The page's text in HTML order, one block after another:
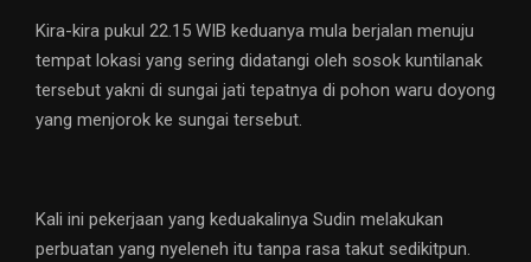
Kira-kira pukul 22.15 WIB keduanya mula berjalan menuju
tempat lokasi yang sering didatangi oleh sosok kuntilanak
tersebut yakni di sungai jati tepatnya di pohon waru doyong
yang menjorok ke sungai tersebut.
Kali ini pekerjaan yang keduakalinya Sudin melakukan
perbuatan yang nyeleneh itu tanpa rasa takut sedikitpun.